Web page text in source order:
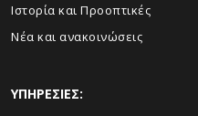
Ιστορία και Προοπτικές
Νέα και ανακοινώσεις
ΥΠΗΡΕΣΙΕΣ: